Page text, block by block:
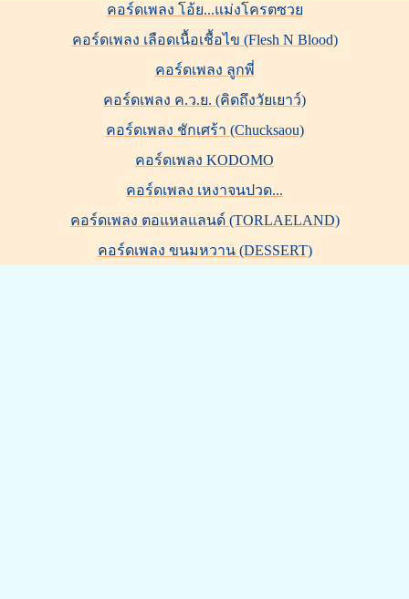
คอร์ดเพลง โอ้ย...แม่งโครตซวย
คอร์ดเพลง เลือดเนื้อเชื้อไข (Flesh N Blood)
คอร์ดเพลง ลูกพี่
คอร์ดเพลง ค.ว.ย. (คิดถึงวัยเยาว์)
คอร์ดเพลง ชักเศร้า (Chucksaou)
คอร์ดเพลง KODOMO
คอร์ดเพลง เหงาจนปวด...
คอร์ดเพลง ตอแหลแลนด์ (TORLAELAND)
คอร์ดเพลง ขนมหวาน (DESSERT)